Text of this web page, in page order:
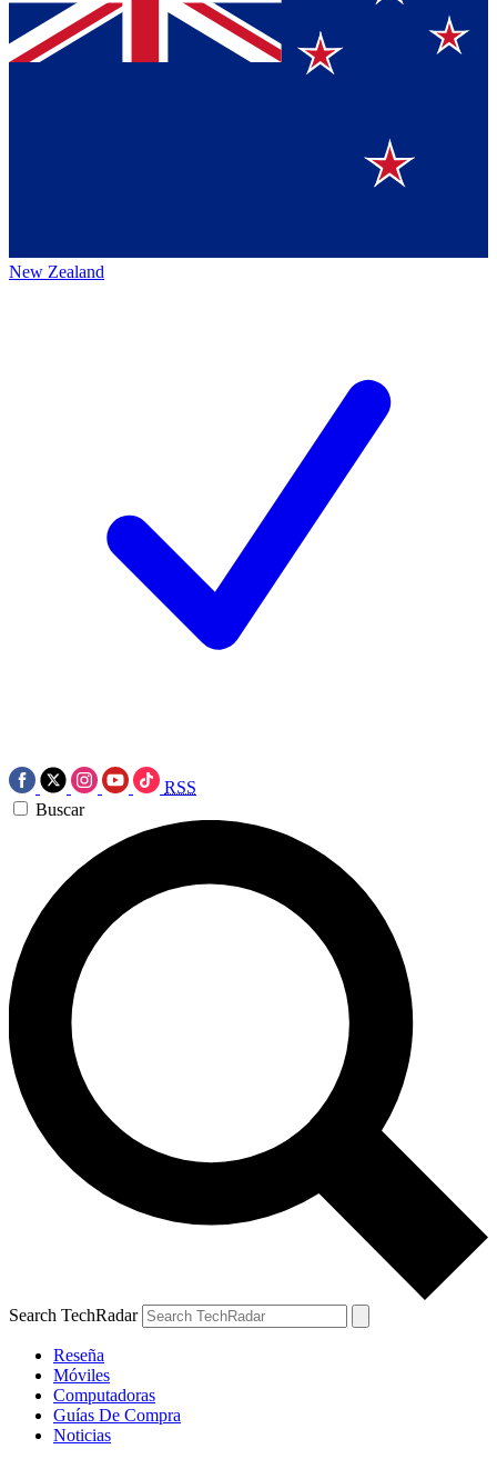
New Zealand
RSS
Buscar
Search TechRadar
Reseña
Móviles
Computadoras
Guías De Compra
Noticias